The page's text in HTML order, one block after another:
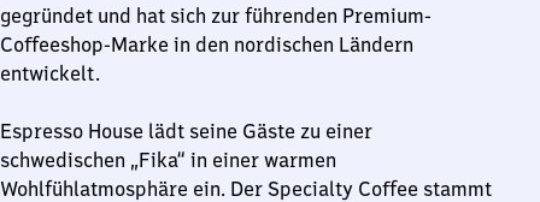
gegründet und hat sich zur führenden Premium-
Coffeeshop-Marke in den nordischen Ländern
entwickelt.
Espresso House lädt seine Gäste zu einer
schwedischen „Fika“ in einer warmen
Wohlfühlatmosphäre ein. Der Specialty Coffee stammt